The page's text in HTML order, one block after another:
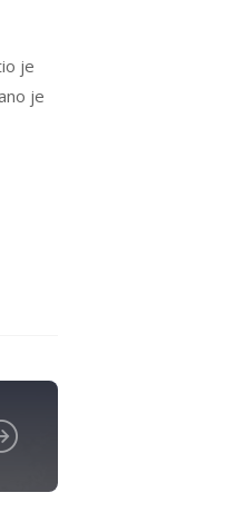
je
je